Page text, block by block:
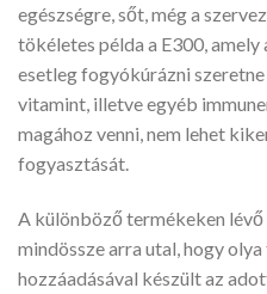
egészségre, sőt, még a
tökéletes példa a E300, amely
esetleg fogyókúrázni
vitamint, illetve egyéb
magához venni, nem lehet
fogyasztását.
A különböző termékeken lévő
mindössze arra utal, hogy
hozzáadásával készült az